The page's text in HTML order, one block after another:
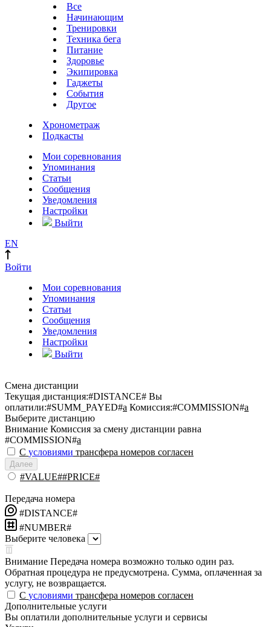
Все
Начинающим
Тренировки
Техника бега
Питание
Здоровье
Экипировка
Гаджеты
События
Другое
Хронометраж
Подкасты
Мои соревнования
Упоминания
Статьи
Сообщения
Уведомления
Настройки
Выйти
EN
Войти
Мои соревнования
Упоминания
Статьи
Сообщения
Уведомления
Настройки
Выйти
Смена дистанции
Текущая дистанция:#DISTANCE# Вы
оплатили:#SUMM_PAYED#a Комиссия:#COMMISSION#a
Выберите дистанцию
Внимание Комиссия за смену дистанции равна
#COMMISSION#a
С условиями трансфера номеров согласен
Далее
#VALUE##PRICE#
Передача номера
#DISTANCE#
#NUMBER#
Выберите человека
Внимание Передача номера возможно только один раз.
Обратная процедура не предусмотрена. Сумма, оплаченная за
услугу, не возвращается.
С условиями трансфера номеров согласен
Дополнительные услуги
Вы оплатили дополнительные услуги и сервисы